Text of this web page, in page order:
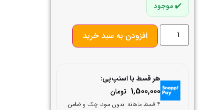
موجود
افزودن به سبد خرید
هر قسط با اسنپ‌پی:
1,500,000 تومان
۴ قسط ماهانه. بدون سود، چک و ضامن.